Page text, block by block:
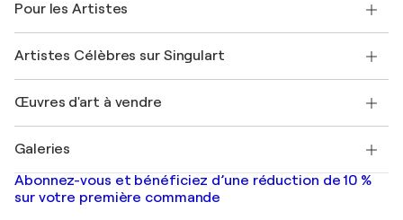
Offrir une carte cadeau
Rejoignez notre programme commercial
Mon compte
+33 1 76 44 06 42
FAQ
Magazine Singulart
Emplois
Découvrez une sélection d'art original
Pour les Artistes
Se connecter en tant qu'Artiste
Artistes Célèbres sur Singulart
Marc Chagall
Banksy
Mr. Brainwash
Shepard Fairey
Œuvres d'art à vendre
Tableaux abstraits à vendre
Peintures de paysage
Estampes
Galeries
Galeries d'art en France
Galeries d'art en Belgique
Abonnez-vous et bénéficiez d’une réduction de 10 %
sur votre première commande